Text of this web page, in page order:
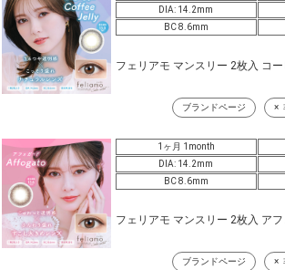
DIA: 14.2mm
BC 8.6mm
フェリアモ マンスリー 2枚入 コ
ブランドページ
1ヶ月 1month
DIA: 14.2mm
BC 8.6mm
フェリアモ マンスリー 2枚入 ア
ブランドページ